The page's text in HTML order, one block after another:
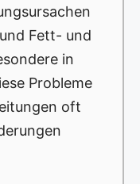
Fett- und
in
Probleme
oft